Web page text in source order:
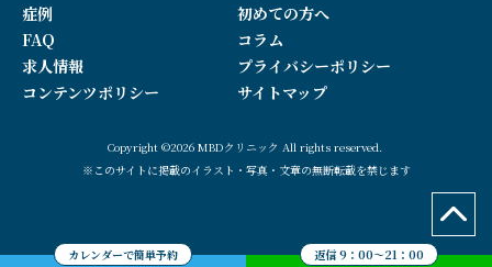
カレンダーで簡単予約 返信 9：00～21：00
症例
初めての方へ
FAQ
コラム
求人情報
プライバシーポリシー
コンテンツポリシー
サイトマップ
Copyright ©2026 MBDクリニック All rights reserved.
※このサイトに掲載のイラスト・写真・文章の無断転載を禁じます